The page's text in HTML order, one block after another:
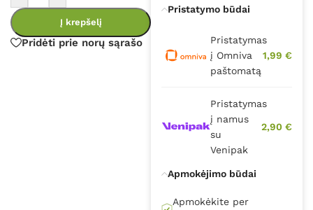
Į krepšelį
Pridėti prie norų sąrašo
Pristatymo būdai
Pristatymas
į Omniva
paštomatą
1,99 €
Pristatymas
į namus
su
Venipak
2,90 €
Apmokėjimo būdai
Apmokėkite per